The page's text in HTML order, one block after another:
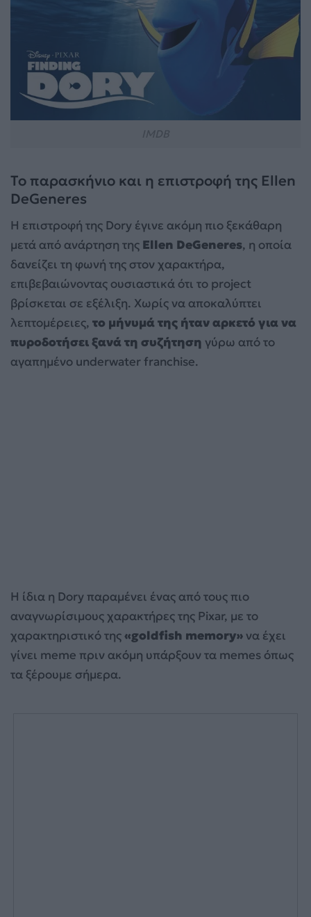
Το παρασκήνιο και η επιστροφή της Ellen
DeGeneres
Η επιστροφή της Dory έγινε ακόμη πιο ξεκάθαρη
μετά από ανάρτηση της Ellen DeGeneres, η οποία
δανείζει τη φωνή της στον χαρακτήρα,
επιβεβαιώνοντας ουσιαστικά ότι το project
βρίσκεται σε εξέλιξη. Χωρίς να αποκαλύπτει
λεπτομέρειες, το μήνυμά της ήταν αρκετό για να
πυροδοτήσει ξανά τη συζήτηση γύρω από το
αγαπημένο underwater franchise.
Η ίδια η Dory παραμένει ένας από τους πιο
αναγνωρίσιμους χαρακτήρες της Pixar, με το
χαρακτηριστικό της«goldfish memory» να έχει
γίνει meme πριν ακόμη υπάρξουν τα memes όπως
τα ξέρουμε σήμερα.